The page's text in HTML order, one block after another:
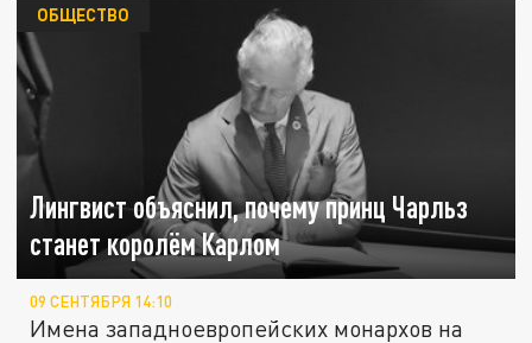
Лингвист объяснил, почему принц Чарльз
станет королём Карлом
ОБЩЕСТВО
09 СЕНТЯБРЯ 14:10
Имена западноевропейских монархов на